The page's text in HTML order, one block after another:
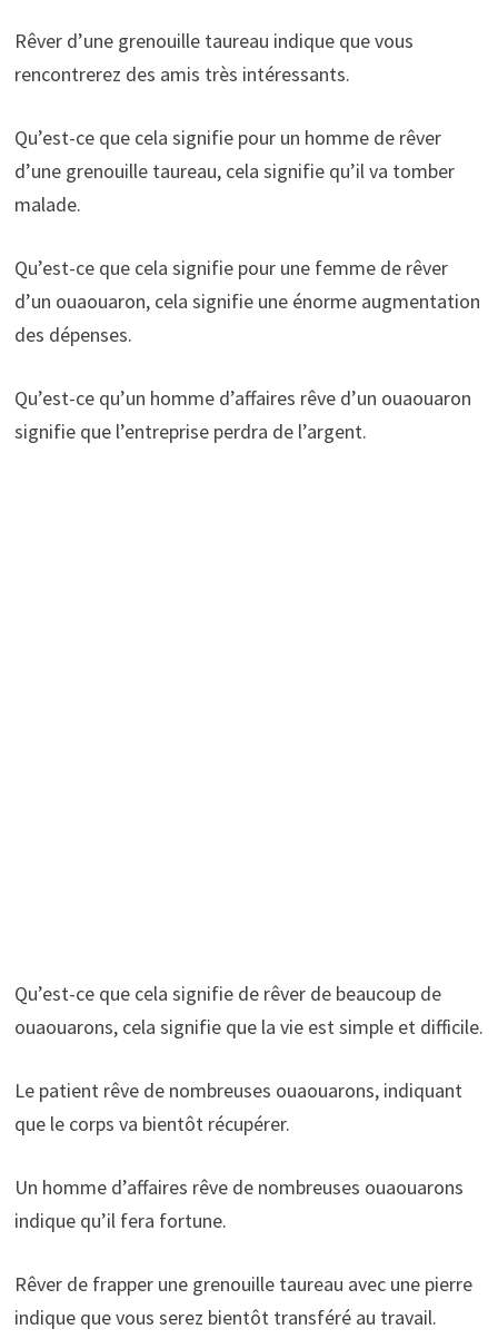
Rêver d’une grenouille taureau indique que vous
rencontrerez des amis très intéressants.
Qu’est-ce que cela signifie pour un homme de rêver
d’une grenouille taureau, cela signifie qu’il va tomber
malade.
Qu’est-ce que cela signifie pour une femme de rêver
d’un ouaouaron, cela signifie une énorme augmentation
des dépenses.
Qu’est-ce qu’un homme d’affaires rêve d’un ouaouaron
signifie que l’entreprise perdra de l’argent.
Qu’est-ce que cela signifie de rêver de beaucoup de
ouaouarons, cela signifie que la vie est simple et difficile.
Le patient rêve de nombreuses ouaouarons, indiquant
que le corps va bientôt récupérer.
Un homme d’affaires rêve de nombreuses ouaouarons
indique qu’il fera fortune.
Rêver de frapper une grenouille taureau avec une pierre
indique que vous serez bientôt transféré au travail.